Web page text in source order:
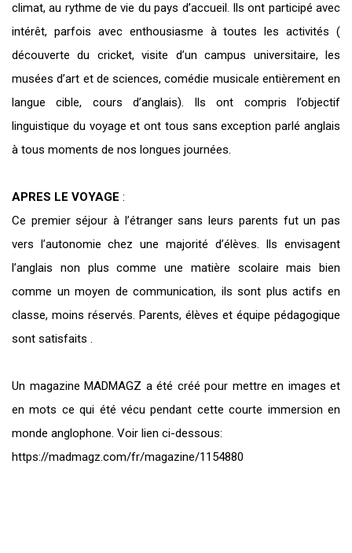
climat, au rythme de vie du pays d’accueil. Ils ont participé avec
intérêt, parfois avec enthousiasme à toutes les activités (
découverte du cricket, visite d’un campus universitaire, les
musées d’art et de sciences, comédie musicale entièrement en
langue cible, cours d’anglais). Ils ont compris l’objectif
linguistique du voyage et ont tous sans exception parlé anglais
à tous moments de nos longues journées.
APRES LE VOYAGE :
Ce premier séjour à l’étranger sans leurs parents fut un pas
vers l’autonomie chez une majorité d’élèves. Ils envisagent
l’anglais non plus comme une matière scolaire mais bien
comme un moyen de communication, ils sont plus actifs en
classe, moins réservés. Parents, élèves et équipe pédagogique
sont satisfaits .
Un magazine MADMAGZ a été créé pour mettre en images et
en mots ce qui été vécu pendant cette courte immersion en
monde anglophone. Voir lien ci-dessous:
https://madmagz.com/fr/magazine/1154880